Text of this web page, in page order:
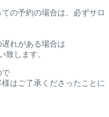
の予約の場合は、必ずサロ
れがある場合は
致します。
で
はご了承くださったことに